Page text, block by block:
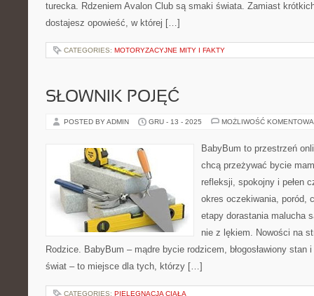
turecka. Rdzeniem Avalon Club są smaki świata. Zamiast
dostajesz opowieść, w której […]
CATEGORIES: MOTORYZACYJNE MITY I FAKTY
SŁOWNIK POJĘĆ
POSTED BY ADMIN GRU - 13 - 2025 MOŻLIWOŚĆ
BabyBum to przestrzeń
chcą przeżywać bycie
refleksji, spokojny i pełen
okres oczekiwania, poród,
etapy dorastania malucha
nie z lękiem. Nowości na
Rodzice. BabyBum – mądre bycie rodzicem, błogosławiony stan
świat – to miejsce dla tych, którzy […]
CATEGORIES: PIELĘGNACJA CIAŁA